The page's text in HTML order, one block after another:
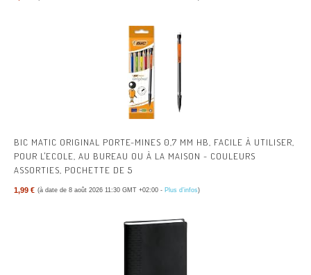
BIC MATIC ORIGINAL PORTE-MINES 0,7 MM HB, FACILE À UTILISER,
POUR L'ECOLE, AU BUREAU OU À LA MAISON - COULEURS
ASSORTIES, POCHETTE DE 5
1,99 € (à date de 8 août 2026 11:30 GMT +02:00 - Plus d’infos)